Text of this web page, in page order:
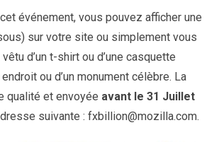
événement, vous pouvez afficher une
sur votre site ou simplement vous
d’un t-shirt ou d’une casquette
ou d’un monument célèbre. La
qualité et envoyée avant le 31 Juillet
suivante : fxbillion@mozilla.com.